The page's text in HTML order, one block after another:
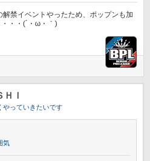
解禁イベントやったため、ポップンも加
・・(´・ω・｀)
Ｉ
やっていきたいです
気